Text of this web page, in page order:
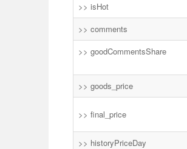
>> isHot
>> comments
>> goodCommentsShare
>> goods_price
>> final_price
>> historyPriceDay